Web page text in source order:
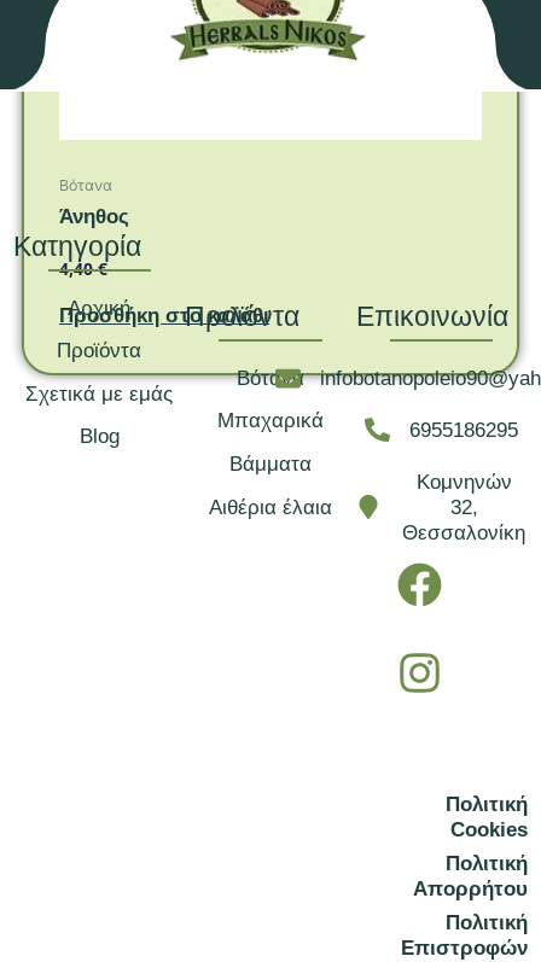
Βότανα
Άνηθος
4,40€
Προσθήκη στο καλάθι
Κατηγορία
Αρχική
Προϊόντα
Σχετικά με εμάς
Blog
Προϊόντα
Βότανα
Μπαχαρικά
Βάμματα
Αιθέρια έλαια
Επικοινωνία
6955186295
Κομνηνών
32,
Θεσσαλονίκη
F
a
o
o
k
I
n
g
r
a
m
Πολιτική
Cookies
Πολιτική
Απορρήτου
Πολιτική
Επιστροφών